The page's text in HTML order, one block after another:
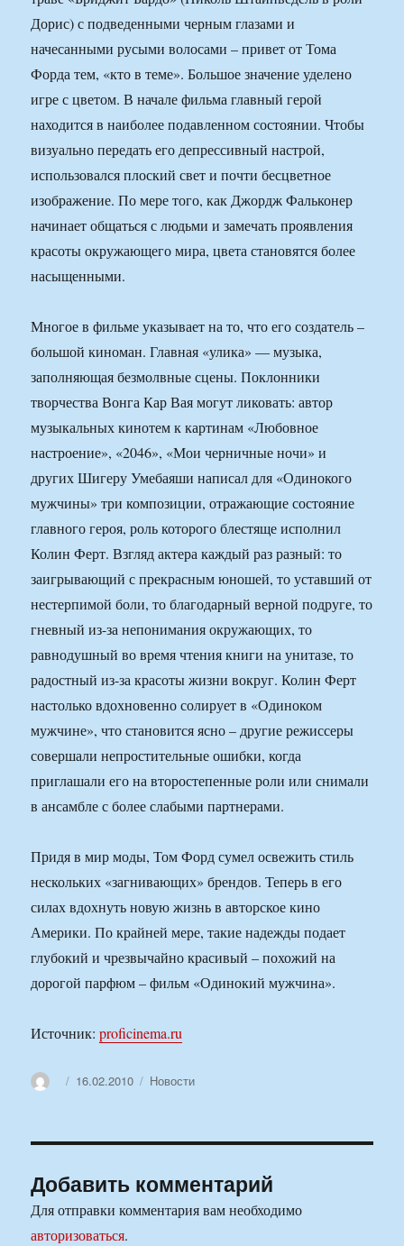
Дорис) с подведенными черным глазами и
начесанными русыми волосами – привет от Тома
Форда тем, «кто в теме». Большое значение уделено
игре с цветом. В начале фильма главный герой
находится в наиболее подавленном состоянии. Чтобы
визуально передать его депрессивный настрой,
использовался плоский свет и почти бесцветное
изображение. По мере того, как Джордж Фальконер
начинает общаться с людьми и замечать проявления
красоты окружающего мира, цвета становятся более
насыщенными.
Многое в фильме указывает на то, что его создатель –
большой киноман. Главная «улика» — музыка,
заполняющая безмолвные сцены. Поклонники
творчества Вонга Кар Вая могут ликовать: автор
музыкальных кинотем к картинам «Любовное
настроение», «2046», «Мои черничные ночи» и
других Шигеру Умебаяши написал для «Одинокого
мужчины» три композиции, отражающие состояние
главного героя, роль которого блестяще исполнил
Колин Ферт. Взгляд актера каждый раз разный: то
заигрывающий с прекрасным юношей, то уставший от
нестерпимой боли, то благодарный верной подруге, то
гневный из-за непонимания окружающих, то
равнодушный во время чтения книги на унитазе, то
радостный из-за красоты жизни вокруг. Колин Ферт
настолько вдохновенно солирует в «Одиноком
мужчине», что становится ясно – другие режиссеры
совершали непростительные ошибки, когда
приглашали его на второстепенные роли или снимали
в ансамбле с более слабыми партнерами.
Придя в мир моды, Том Форд сумел освежить стиль
нескольких «загнивающих» брендов. Теперь в его
силах вдохнуть новую жизнь в авторское кино
Америки. По крайней мере, такие надежды подает
глубокий и чрезвычайно красивый – похожий на
дорогой парфюм – фильм «Одинокий мужчина».
Источник:proficinema.ru
АвторОпубликовано
16.02.2010 Рубрики
Новости
Добавить комментарий
Для отправки комментария вам необходимо
авторизоваться.